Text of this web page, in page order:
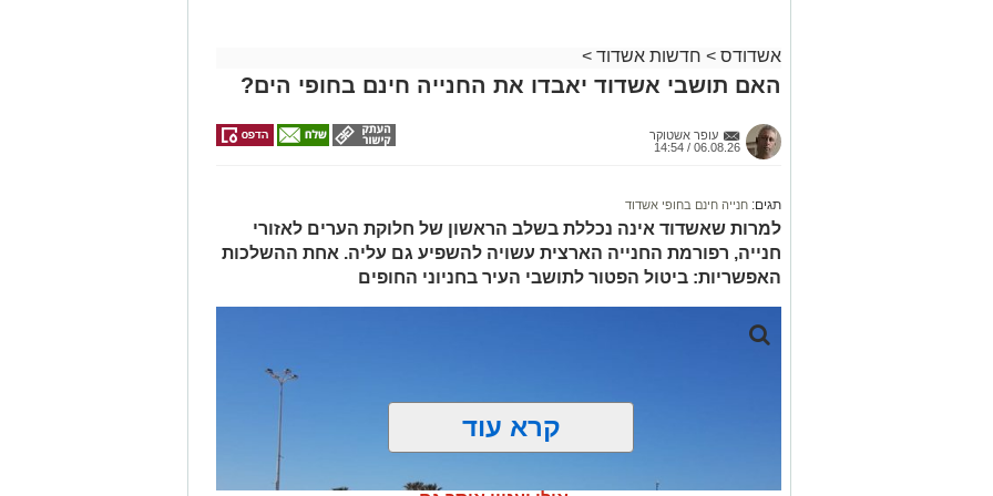
אשדודס > חדשות אשדוד >
האם תושבי אשדוד יאבדו את החנייה חינם בחופי הים?
עופר אשטוקר
06.08.26 / 14:54
תגים: חנייה חינם בחופי אשדוד
למרות שאשדוד אינה נכללת בשלב הראשון של חלוקת הערים לאזורי
חנייה, רפורמת החנייה הארצית עשויה להשפיע גם עליה. אחת ההשלכות
האפשריות: ביטול הפטור לתושבי העיר בחניוני החופים
קרא עוד